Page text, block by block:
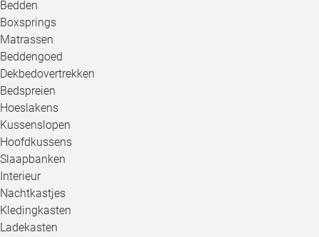
Bedden
Boxsprings
Matrassen
Beddengoed
Dekbedovertrekken
Bedspreien
Hoeslakens
Kussenslopen
Hoofdkussens
Slaapbanken
Interieur
Nachtkastjes
Kledingkasten
Ladekasten